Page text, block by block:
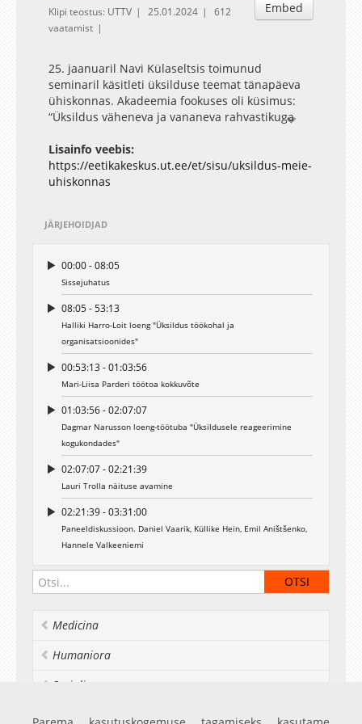
Embed
Klipi teostus: UTTV 25.01.2024
612
vaatamist
25. jaanuaril Navi Külaseltsis toimunud
seminaril käsitleti üksilduse teemat tänapäeva
ühiskonnas. Akadeemia fookuses oli küsimus:
“Üksildus väheneva ja vananeva rahvastikuga
üritusest lähemalt:
https://eetikakeskus.ut.ee/et/sisu/uksildus-meie-
uhiskonnas. Navi Akadeemiat korraldasid Navi
Maailmaülikool on osa Euroopa Kultuuripealinn
toimuvates kogukonna-akadeemiates
korraldatakse väärtusarutelusid, tutvustatakse
kogukondlikkuse teooriat ja teadust muudel
kogukondi huvitavatel teemadel.
Lisainfo veebis:
https://eetikakeskus.ut.ee/et/sisu/uksildus-meie-
uhiskonnas
JÄRJEHOIDJAD
00:00 - 08:05
Sissejuhatus
08:05 - 53:13
Halliki Harro-Loit loeng "Üksildus töökohal ja
organisatsioonides"
00:53:13 - 01:03:56
Mari-Liisa Parderi töötoa kokkuvõte
01:03:56 - 02:07:07
Dagmar Narusson loeng-töötuba "Üksildusele reageerimine
kogukondades"
02:07:07 - 02:21:39
Lauri Trolla näituse avamine
02:21:39 - 03:31:00
Paneeldiskussioon. Daniel Vaarik, Küllike Hein, Emil Aništšenko,
Hannele Valkeeniemi
Medicina
Humaniora
Socialia
Realia et naturalia